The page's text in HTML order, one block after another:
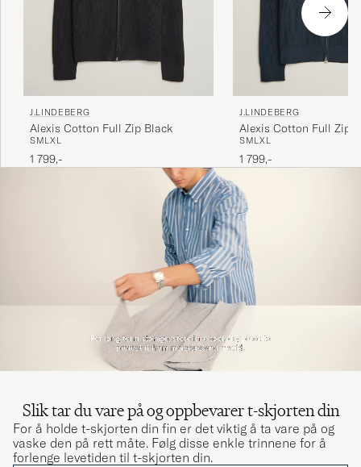
J.LINDEBERG
Alexis Cotton Full Zip Black
SMLXL
1 799,-
J.LINDEBERG
Alexis Cotton Full Zip
SMLXL
1 799,-
Slik tar du vare på og oppbevarer t-skjorten din
For å holde t-skjorten din fin er det viktig å ta vare på og
vaske den på rett måte. Følg disse enkle trinnene for å
forlenge levetiden til t-skjorten din.